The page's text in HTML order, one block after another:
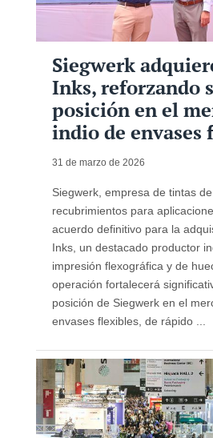
Siegwerk
Inks, reforzando
posición en el
indio de envases
31 de marzo de 2026
Siegwerk, empresa de tintas
recubrimientos para
acuerdo definitivo para la
Inks, un destacado productor
impresión flexográfica y de
operación fortalecerá
posición de Siegwerk en el
envases flexibles, de rápido ...